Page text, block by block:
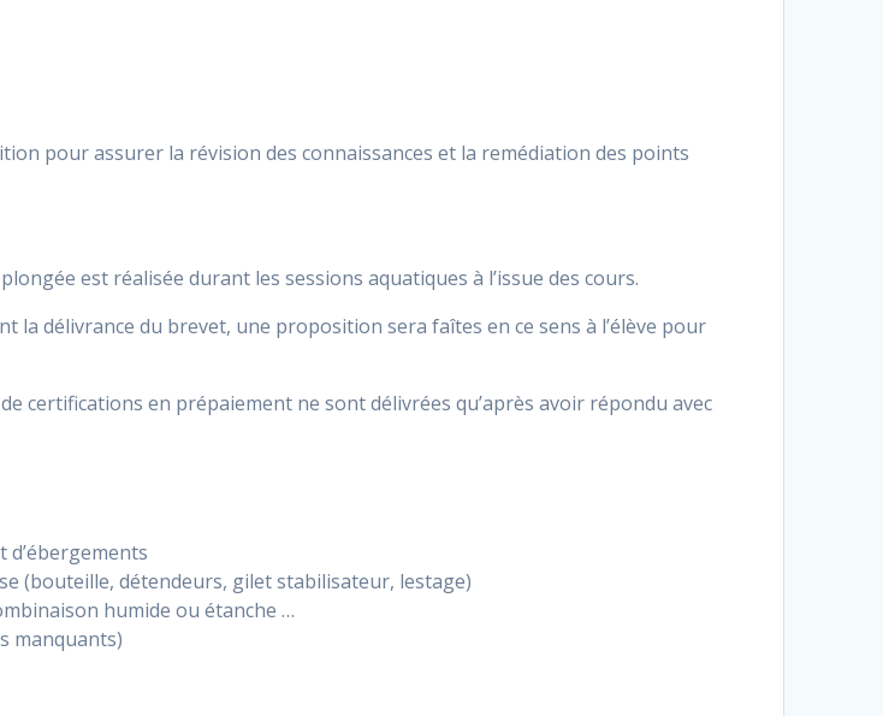
pour assurer la révision des connaissances et la remédiation des points
est réalisée durant les sessions aquatiques à l’issue des cours.
la délivrance du brevet, une proposition sera faîtes en ce sens à l’élève pour
certifications en prépaiement ne sont délivrées qu’après avoir répondu avec
(bouteille, détendeurs, gilet stabilisateur, lestage)
humide ou étanche …
manquants)